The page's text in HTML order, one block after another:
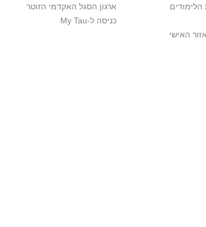
האישי
ארגון הסגל האקדמי הזוטר
כניסה ל-My Tau